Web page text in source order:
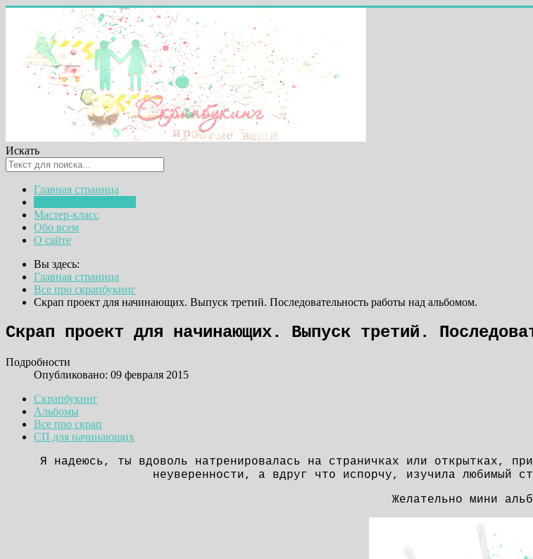
Искать
Главная страница
Мастер-класс
Обо всем
О сайте
Вы здесь:
Главная страница
Все про скрапбукинг
Скрап проект для начинающих. Выпуск третий. Последовательность работы над альбомом.
Скрап проект для начинающих. Выпуск третий.
Подробности
Опубликовано: 09 февраля 2015
Скрапбукинг
Альбомы
Все про скрап
СП для начинающих
Я надеюсь, ты вдоволь натренировалась на страничках или открытках,
неуверенности, а вдруг что испорчу, изучила любимый
Желательно мини